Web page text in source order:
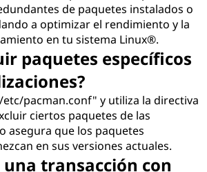
de paquetes instalados o
a optimizar el rendimiento y la
en tu sistema Linux®.
paquetes específicos
pacman.conf" y utiliza la directiva
ciertos paquetes de las
asegura que los paquetes
en sus versiones actuales.
una transacción con